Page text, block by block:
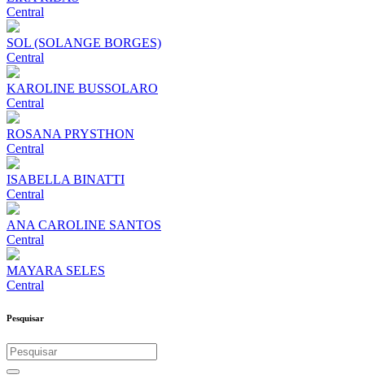
Central
SOL (SOLANGE BORGES)
Central
KAROLINE BUSSOLARO
Central
ROSANA PRYSTHON
Central
ISABELLA BINATTI
Central
ANA CAROLINE SANTOS
Central
MAYARA SELES
Central
Pesquisar